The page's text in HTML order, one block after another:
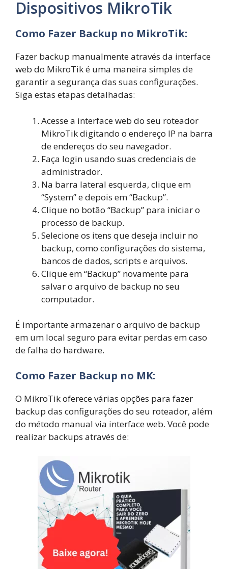
Dispositivos MikroTik
Como Fazer Backup no MikroTik:
Fazer backup manualmente através da interface
web do MikroTik é uma maneira simples de
garantir a segurança das suas configurações.
Siga estas etapas detalhadas:
Acesse a interface web do seu roteador
MikroTik digitando o endereço IP na barra
de endereços do seu navegador.
Faça login usando suas credenciais de
administrador.
Na barra lateral esquerda, clique em
“System” e depois em “Backup”.
Clique no botão “Backup” para iniciar o
processo de backup.
Selecione os itens que deseja incluir no
backup, como configurações do sistema,
bancos de dados, scripts e arquivos.
Clique em “Backup” novamente para
salvar o arquivo de backup no seu
computador.
É importante armazenar o arquivo de backup
em um local seguro para evitar perdas em caso
de falha do hardware.
Como Fazer Backup no MK:
O MikroTik oferece várias opções para fazer
backup das configurações do seu roteador, além
do método manual via interface web. Você pode
realizar backups através de: